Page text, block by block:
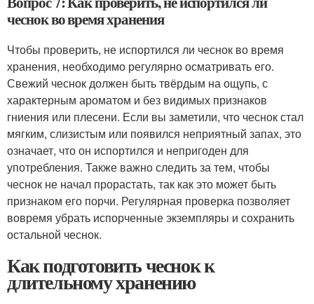
чеснок во время хранения
Чтобы проверить, не испортился ли чеснок во время
хранения, необходимо регулярно осматривать его.
Свежий чеснок должен быть твёрдым на ощупь, с
характерным ароматом и без видимых признаков
гниения или плесени. Если вы заметили, что чеснок стал
мягким, слизистым или появился неприятный запах, это
означает, что он испортился и непригоден для
употребления. Также важно следить за тем, чтобы
чеснок не начал прорастать, так как это может быть
признаком его порчи. Регулярная проверка позволяет
вовремя убрать испорченные экземпляры и сохранить
остальной чеснок.
Как подготовить чеснок к
длительному хранению